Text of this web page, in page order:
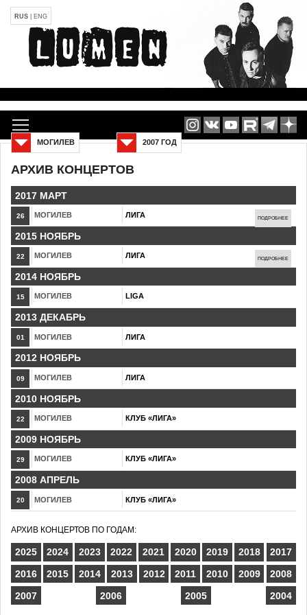
RUS ENG
АРХИВ КОНЦЕРТОВ
2007 ГОД
МОГИЛЕВ
2017 МАРТ
26 МОГИЛЕВ ЛИГА ПОДРОБНЕЕ
2015 НОЯБРЬ
22 МОГИЛЕВ ЛИГА ПОДРОБНЕЕ
2014 НОЯБРЬ
15 МОГИЛЕВ LIGA
2013 ДЕКАБРЬ
01 МОГИЛЕВ ЛИГА
2012 НОЯБРЬ
09 МОГИЛЕВ ЛИГА
2010 НОЯБРЬ
22 МОГИЛЕВ КЛУБ «ЛИГА»
2009 НОЯБРЬ
29 МОГИЛЕВ КЛУБ «ЛИГА»
2008 АПРЕЛЬ
20 МОГИЛЕВ КЛУБ «ЛИГА»
АРХИВ КОНЦЕРТОВ ПО ГОДАМ:
2025 2024 2023 2022 2021 2020 2019 2018
2017
2016
2015 2014 2013 2012 2011 2010 2009
2008
2007
2006 2005 2004